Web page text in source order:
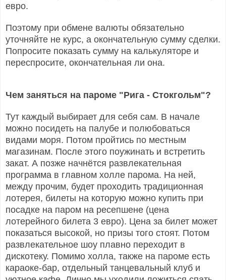
евро.
Поэтому при обмене валюты обязательно
уточняйте не курс, а окончательную сумму сделки.
Попросите показать сумму на калькуляторе и
переспросите, окончательная ли она.
Чем заняться на пароме "Рига - Стокгольм"?
Тут каждый выбирает для себя сам. В начале
можно посидеть на палубе и полюбоваться
видами моря. Потом пройтись по местным
магазинам. После этого поужинать и встретить
закат. А позже начнётся развлекательная
программа в главном холле парома. На ней,
между прочим, будет проходить традиционная
лотерея, билеты на которую можно купить при
посадке на паром на ресепшене (цена
лотерейного билета 3 евро). Цена за билет может
показаться высокой, но призы того стоят. Потом
развлекательное шоу плавно переходит в
дискотеку. Помимо холла, также на пароме есть
караоке-бар, отдельный танцевальный клуб и